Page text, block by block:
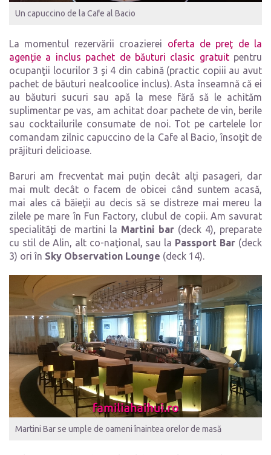
Un capuccino de la Cafe al Bacio
La momentul rezervării croazierei oferta de preţ de la
agenţie a inclus pachet de băuturi clasic gratuitpentru
ocupanţii locurilor 3 şi 4 din cabină (practic copiii au avut
pachet de băuturi nealcoolice inclus). Asta înseamnă că ei
au băuturi sucuri sau apă la mese fără să le achităm
suplimentar pe vas, am achitat doar pachete de vin, berile
sau cocktailurile consumate de noi. Tot pe cartelele lor
comandam zilnic capuccino de la Cafe al Bacio, însoţit de
prăjituri delicioase.
Baruri am frecventat mai puţin decât alţi pasageri, dar
mai mult decât o facem de obicei când suntem acasă,
mai ales că băieţii au decis să se distreze mai mereu la
zilele pe mare în Fun Factory, clubul de copii. Am savurat
specialităţi de martini la Martini bar (deck 4), preparate
cu stil de Alin, alt co-naţional, sau la Passport Bar (deck
3) ori în Sky Observation Lounge (deck 14).
Martini Bar se umple de oameni înaintea orelor de masă